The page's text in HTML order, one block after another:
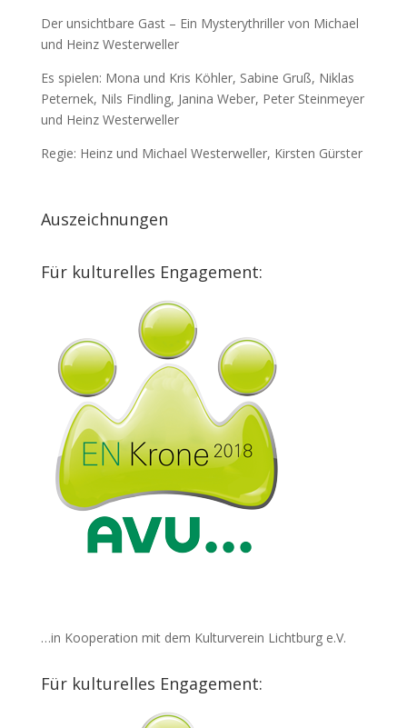
Der unsichtbare Gast – Ein Mysterythriller von Michael
und Heinz Westerweller
Es spielen: Mona und Kris Köhler, Sabine Gruß, Niklas
Peternek, Nils Findling, Janina Weber, Peter Steinmeyer
und Heinz Westerweller
Regie: Heinz und Michael Westerweller, Kirsten Gürster
Auszeichnungen
Für kulturelles Engagement:
…in Kooperation mit dem Kulturverein Lichtburg e.V.
Für kulturelles Engagement: